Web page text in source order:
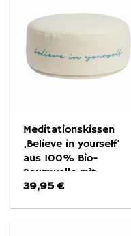
Meditationskissen
‚Believe in yourself‘
aus 100% Bio-
Baumwolle mit
abnehmbaren Bezug
39,95€